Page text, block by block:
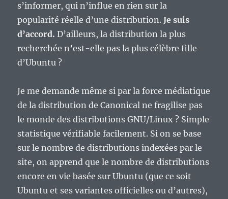
s’informer, qui n’influe en rien sur la
popularité réelle d’une distribution.Je suis
d’accord. D’ailleurs, la distribution la plus
recherchée n’est-elle pas la plus célèbre fille
d’Ubuntu ?
Je me demande même si par la force médiatique
de la distribution de Canonical ne fragilise pas
le monde des distributions GNU/Linux ? Simple
statistique vérifiable facilement. Si on se base
sur le nombre de distributions indexées par le
site, on apprend que le nombre de distributions
encore en vie basée sur Ubuntu (que ce soit
Ubuntu et ses variantes officielles ou d’autres),